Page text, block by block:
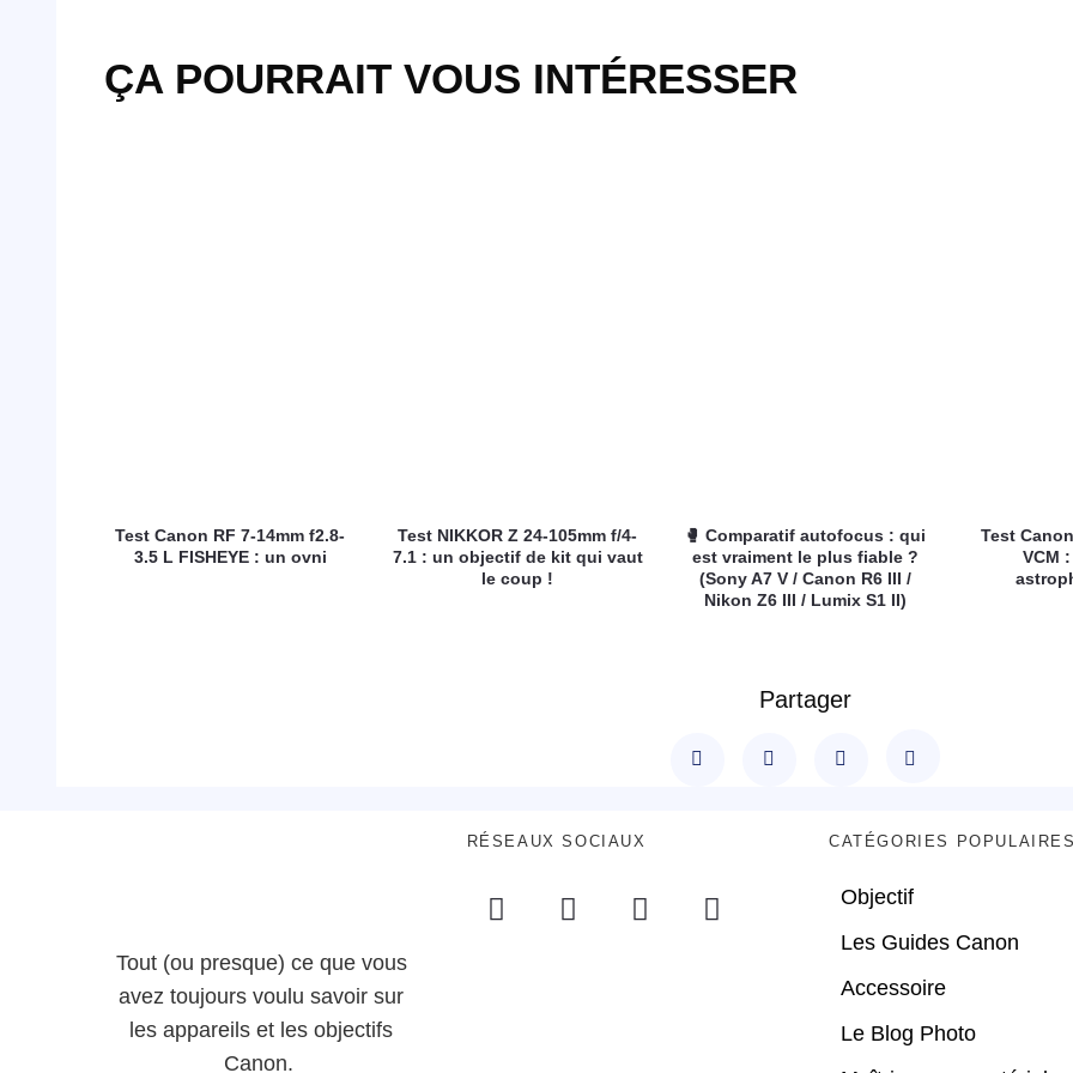
ÇA POURRAIT VOUS INTÉRESSER
Test Canon RF 7-14mm f2.8-
3.5 L FISHEYE : un ovni
Test NIKKOR Z 24-105mm f/4-
7.1 : un objectif de kit qui vaut
le coup !
🥊 Comparatif autofocus : qui
est vraiment le plus fiable ?
(Sony A7 V / Canon R6 III /
Nikon Z6 III / Lumix S1 II)
Test
VCM
Partager
Tout (ou presque) ce que vous
avez toujours voulu savoir sur
les appareils et les objectifs
Canon.
RÉSEAUX SOCIAUX CATÉGORIES POPULAIRES
Objectif
Les Guides Canon
Accessoire
Le Blog Photo